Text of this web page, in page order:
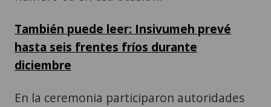
También puede leer: Insivumeh prevé
hasta seis frentes fríos durante
diciembre
En la ceremonia participaron autoridades